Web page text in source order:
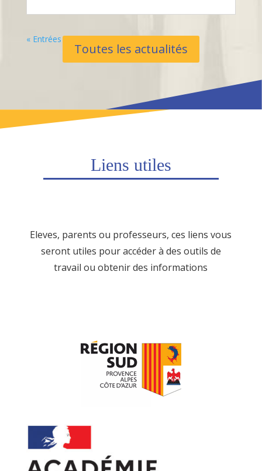
« Entrées Plus Anciennes
Toutes les actualités
Liens utiles
Eleves, parents ou professeurs, ces liens vous
seront utiles pour accéder à des outils de
travail ou obtenir des informations